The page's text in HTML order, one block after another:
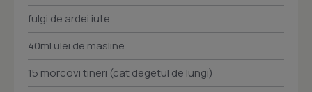
fulgi de ardei iute
40ml ulei de masline
15 morcovi tineri (cat degetul de lungi)